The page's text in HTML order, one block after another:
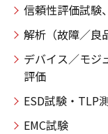
信頼性評価試験
解析（故障／良
デバイス／モジ
評価
ESD試験・TLP
EMC試験